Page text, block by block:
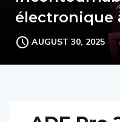
électronique